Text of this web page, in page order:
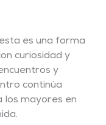
es una forma
curiosidad y
y
continúa
los mayores en